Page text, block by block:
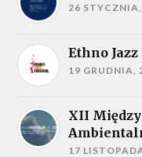
26
Ethno
19 GRUDNIA,
XII
17